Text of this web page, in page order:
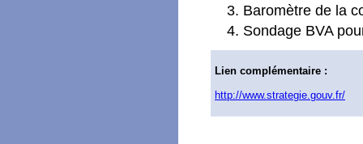
Baromètre de la
Sondage BVA
Lien complémentaire :
http://www.strategie.gouv.fr/